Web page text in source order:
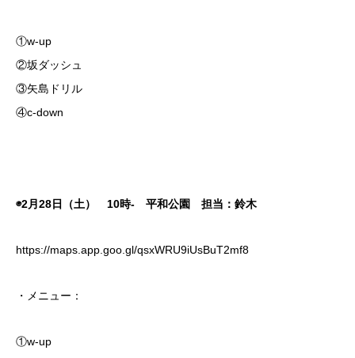
①w-up
②坂ダッシュ
③矢島ドリル
④c-down
◉2月28日（土） 10時- 平和公園 担当：鈴木
https://maps.app.goo.gl/qsxWRU9iUsBuT2mf8
・メニュー：
①w-up